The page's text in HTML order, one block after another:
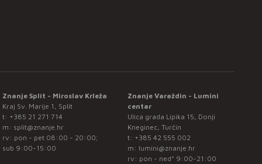
Znanje Split - Miroslav Krleža
Kraj Sv. Marije 1, Split
t: +385 21 271 714
m: split@znanje.hr
rv: pon - pet 08:00 - 20:00;
sub 9:00-15:00
Znanje Varaždin - Lumini
centar
Ulica grada Lipika 15, Donji
Kneginec, Turčin
t: +385 42 555 002
m: lumini@znanje.hr
rv: pon - ned* 9:00-21:00